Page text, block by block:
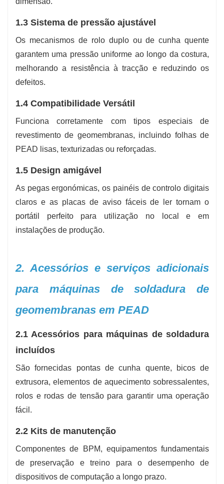
1.3 Sistema de pressão ajustável
Os mecanismos de rolo duplo ou de cunha quente
garantem uma pressão uniforme ao longo da costura,
melhorando a resistência à tracção e reduzindo os
defeitos.
1.4 Compatibilidade Versátil
Funciona corretamente com tipos especiais de
revestimento de geomembranas, incluindo folhas de
PEAD lisas, texturizadas ou reforçadas.
1.5 Design amigável
As pegas ergonómicas, os painéis de controlo digitais
claros e as placas de aviso fáceis de ler tornam o
portátil perfeito para utilização no local e em
instalações de produção.
2. Acessórios e serviços adicionais
para máquinas de soldadura de
geomembranas em PEAD
2.1 Acessórios para máquinas de soldadura
incluídos
São fornecidas pontas de cunha quente, bicos de
extrusora, elementos de aquecimento sobressalentes,
rolos e rodas de tensão para garantir uma operação
fácil.
2.2 Kits de manutenção
Componentes de BPM, equipamentos fundamentais
de preservação e treino para o desempenho de
dispositivos de computação a longo prazo.